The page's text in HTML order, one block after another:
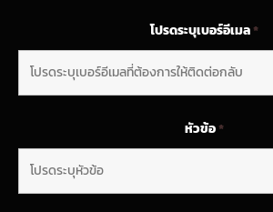
โปรดระบุเบอร์อีเมล*
หัวข้อ*